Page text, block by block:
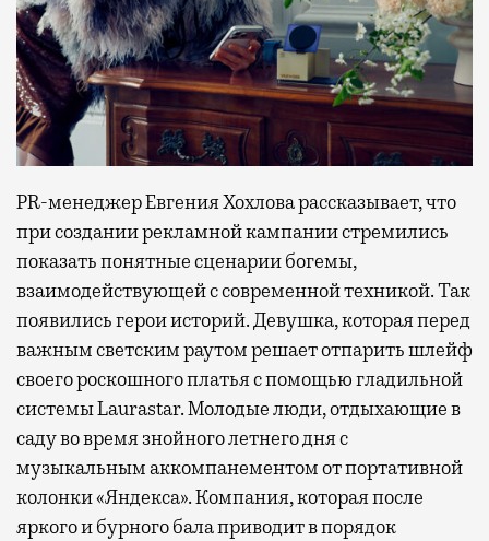
PR-менеджер Евгения Хохлова рассказывает, что
при создании рекламной кампании стремились
показать понятные сценарии богемы,
взаимодействующей с современной техникой. Так
появились герои историй. Девушка, которая перед
важным светским раутом решает отпарить шлейф
своего роскошного платья с помощью гладильной
системы Laurastar. Молодые люди, отдыхающие в
саду во время знойного летнего дня с
музыкальным аккомпанементом от портативной
колонки «Яндекса». Компания, которая после
яркого и бурного бала приводит в порядок